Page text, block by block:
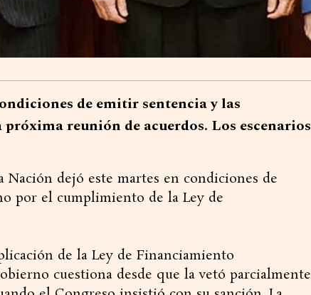
de emitir sentencia y las
próxima reunión de acuerdos. Los escenarios
Nación dejó este martes en condiciones de
por el cumplimiento de la Ley de
de la Ley de Financiamiento
cuestiona desde que la vetó parcialmente